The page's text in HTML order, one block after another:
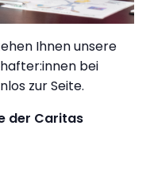
Ihnen unsere
bei
zur Seite.
der Caritas